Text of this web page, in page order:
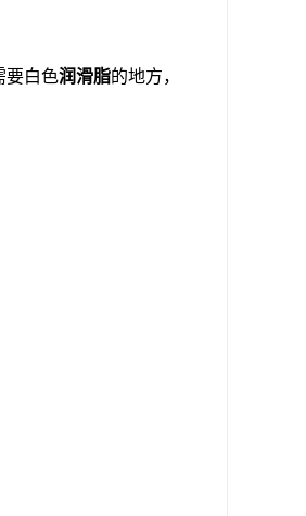
要白色润滑脂的地方，